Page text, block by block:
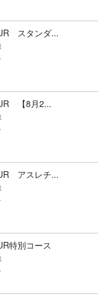
スタンダ...
【8月2...
アスレチ...
特別コース